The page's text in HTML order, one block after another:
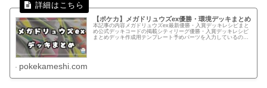
【ポケカ】メガドリュウズex優勝・環境デッキまとめ
本記事の内容メガドリュウズex最新優勝・入賞デッキレシピまと
め公式デッキコードの掲載シティリーグ優勝・入賞デッキレシピ
まとめデッキ作成用テンプレート予めパーツを入力しているので
pokekameshi.com